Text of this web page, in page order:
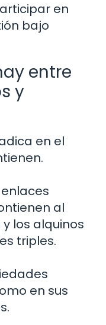
en
bajo
entre
y
en el
al
los alquinos
triples.
en sus